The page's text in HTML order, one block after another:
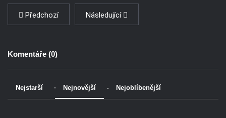
Předchozí Následující
Komentáře (0)
Nejstarší Nejnovější Nejoblíbenější